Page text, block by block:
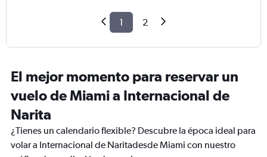
1 2
El mejor momento para reservar un
vuelo de Miami a Internacional de
Narita
¿Tienes un calendario flexible? Descubre la época ideal para
volar a Internacional de Naritadesde Miami con nuestro